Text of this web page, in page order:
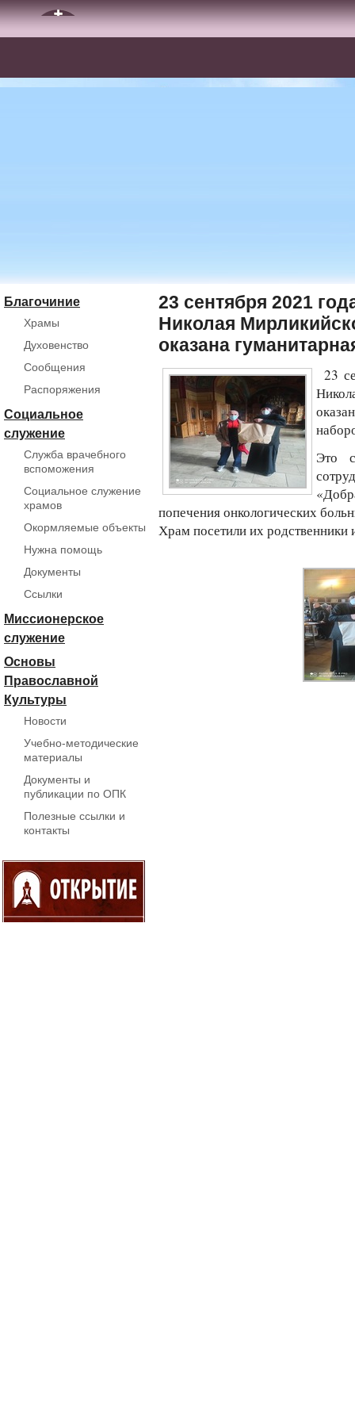
Благочиние
Храмы
Духовенство
Сообщения
Распоряжения
Социальное
служение
Служба врачебного
вспоможения
Социальное служение
храмов
Окормляемые объекты
Нужна помощь
Документы
Ссылки
Миссионерское
служение
Основы
Православной
Культуры
Новости
Учебно-методические
материалы
Документы и
публикации по ОПК
Полезные ссылки и
контакты
23 сентября 2021
Николая
оказана
23
Это
попечения онкологических
Храм посетили их родственники